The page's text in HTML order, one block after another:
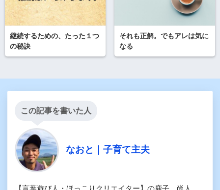
継続するための、たった１つ
の秘訣
それも正解。でもアレは気に
なる
この記事を書いた人
なおと｜子育て主夫